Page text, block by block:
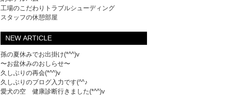
工場のこだわりトラブルシューディング
スタッフの休憩部屋
NEW ARTICLE
孫の夏休みでお出掛け(*^^)v
〜お盆休みのおしらせ〜
久しぶりの再会(*^^)v
久しぶりのブログ入力です(^^♪
愛犬の空 健康診断行きました(*^^)v